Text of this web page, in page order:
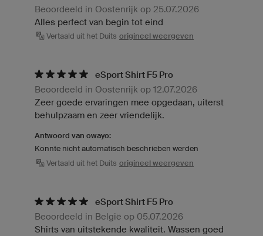
Beoordeeld in Oostenrijk op 25.07.2026
Alles perfect van begin tot eind
Vertaald uit het Duits origineel weergeven
eSport Shirt F5 Pro
Beoordeeld in Oostenrijk op 12.07.2026
Zeer goede ervaringen mee opgedaan, uiterst
behulpzaam en zeer vriendelijk.
Antwoord van owayo:
Konnte nicht automatisch beschrieben werden
Vertaald uit het Duits origineel weergeven
eSport Shirt F5 Pro
Beoordeeld in België op 05.07.2026
Shirts van uitstekende kwaliteit. Wassen goed